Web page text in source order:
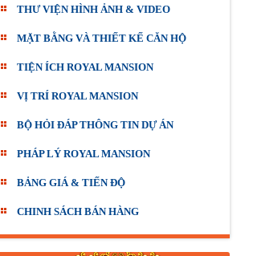
THƯ VIỆN HÌNH ẢNH & VIDEO
MẶT BẰNG VÀ THIẾT KẾ CĂN HỘ
TIỆN ÍCH ROYAL MANSION
VỊ TRÍ ROYAL MANSION
BỘ HỎI ĐÁP THÔNG TIN DỰ ÁN
PHÁP LÝ ROYAL MANSION
BẢNG GIÁ & TIẾN ĐỘ
CHINH SÁCH BÁN HÀNG